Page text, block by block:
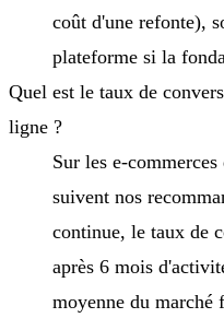
coût d'une refonte),
plateforme si la
Quel est le taux de
ligne ?
Sur les e-
suivent nos
continue, le taux de
après 6 mois
moyenne du marché